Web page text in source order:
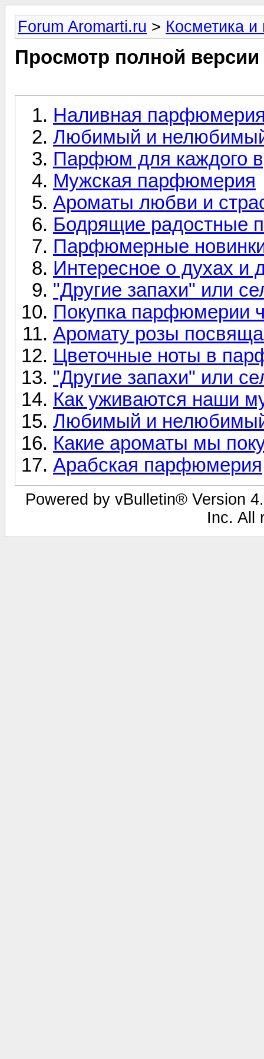
Forum Aromarti.ru > Косметика
Просмотр полной
Наливная
Любимый и
Парфюм для каждого
Мужская парфюмерия
Ароматы любви и
Бодрящие радостные
Парфюмерные
Интересное о духах и
"Другие запахи" или
Покупка парфюмерии
Аромату розы
Цветочные ноты в
"Другие запахи" или
Как уживаются наши
Любимый и
Какие ароматы мы
Арабская парфюмерия
Powered by vBulletin® Version
Inc. All